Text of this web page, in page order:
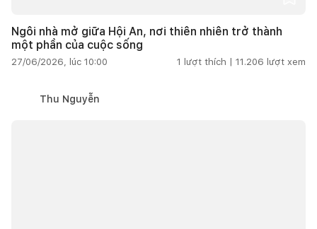
Ngôi nhà mở giữa Hội An, nơi thiên nhiên trở thành
một phần của cuộc sống
27/06/2026, lúc 10:00 1 lượt thích | 11.206 lượt xem
Thu Nguyễn